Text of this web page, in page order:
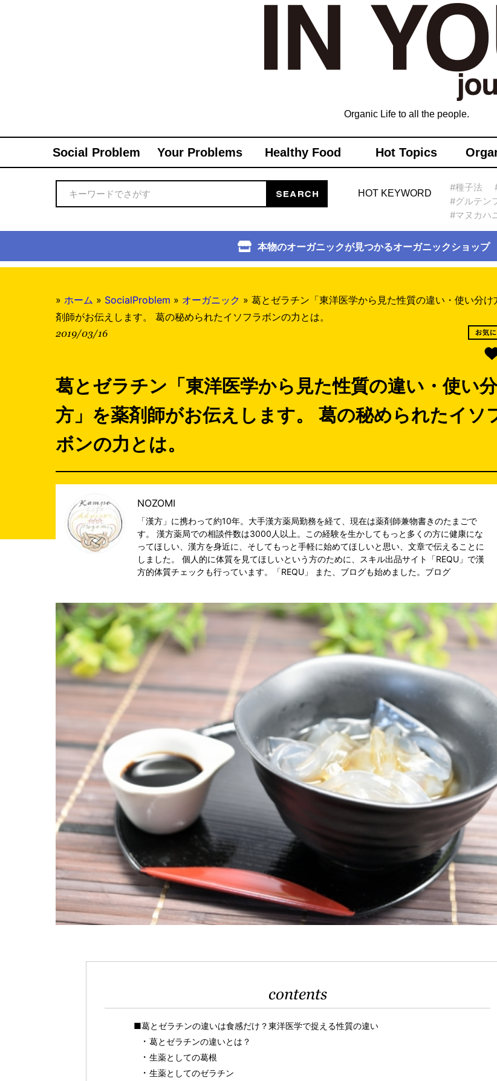
Organic Life to all the people.
Social Problem Your Problems Healthy Food Hot Topics
HOT KEYWORD
#種子法
#グルテン
#マヌカハ
本物のオーガニックが見つかるオーガニックショッ
» ホーム » SocialProblem » オーガニック » 葛とゼラチン「東洋医学から見た性質の違い・使い分け
剤師がお伝えします。 葛の秘められたイソフラボンの力とは。
2019/03/16
葛とゼラチン「東洋医学から見た性質の違い・使い
方」を薬剤師がお伝えします。 葛の秘められたイソ
ボンの力とは。
NOZOMI
「漢方」に携わって約10年。大手漢方薬局勤務を経て、現在は薬剤師兼物書きのたまごで
す。 漢方薬局での相談件数は3000人以上。この経験を生かしてもっと多くの方に健康にな
ってほしい、漢方を身近に、そしてもっと手軽に始めてほしいと思い、文章で伝えることに
しました。 個人的に体質を見てほしいという方のために、スキル出品サイト「REQU」で漢
方的体質チェックも行っています。
「REQU」 また、ブログも始めました。 ブログ
contents
■葛とゼラチンの違いは食感だけ？東洋医学で捉える性質の違い
葛とゼラチンの違いとは？
生薬としての葛根
生薬としてのゼラチン